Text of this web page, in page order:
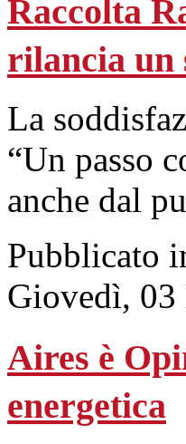
Raccolta
rilancia un
La
“Un passo
anche dal
Pubblicato
Giovedì, 03
Aires è
energetica